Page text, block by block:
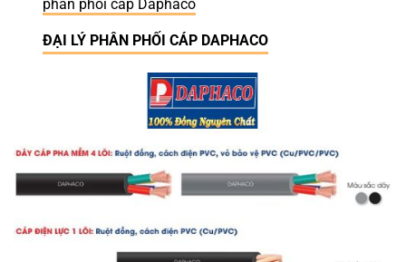
phân phối cáp Daphaco
ĐẠI LÝ PHÂN PHỐI CÁP DAPHACO